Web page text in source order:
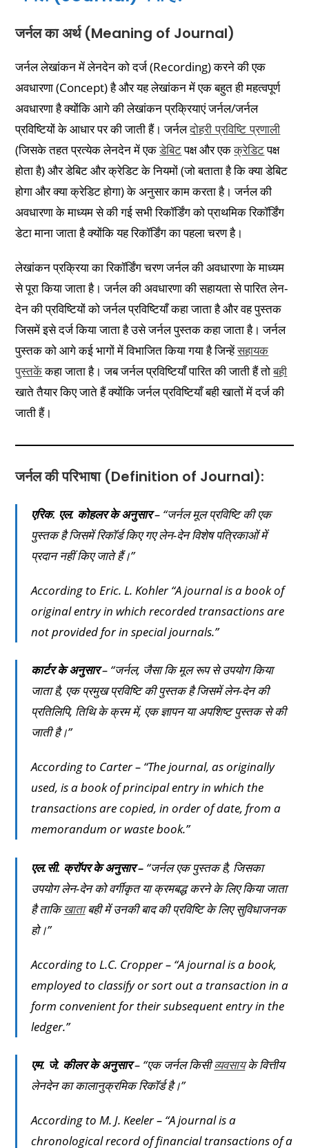
जर्नल का अर्थ (Meaning of Journal)
जर्नल लेखांकन में लेनदेन को दर्ज (Recording) करने की एक
अवधारणा (Concept) है और यह लेखांकन में एक बहुत ही महत्वपूर्ण
अवधारणा है क्योंकि आगे की लेखांकन प्रक्रियाएं जर्नल/जर्नल
प्रविष्टियों के आधार पर की जाती हैं। जर्नलदोहरी प्रविष्टि प्रणाली
(जिसके तहत प्रत्येक लेनदेन में एकडेबिटपक्ष और एकक्रेडिटपक्ष
होता है) और डेबिट और क्रेडिट के नियमों (जो बताता है कि क्या डेबिट
होगा और क्या क्रेडिट होगा) के अनुसार काम करता है। जर्नल की
अवधारणा के माध्यम से की गई सभी रिकॉर्डिंग को प्राथमिक रिकॉर्डिंग
डेटा माना जाता है क्योंकि यह रिकॉर्डिंग का पहला चरण है।
लेखांकन प्रक्रिया का रिकॉर्डिंग चरण जर्नल की अवधारणा के माध्यम
से पूरा किया जाता है। जर्नल की अवधारणा की सहायता से पारित लेन-
देन की प्रविष्टियों को जर्नल प्रविष्टियाँ कहा जाता है और वह पुस्तक
जिसमें इसे दर्ज किया जाता है उसे जर्नल पुस्तक कहा जाता है। जर्नल
पुस्तक को आगे कई भागों में विभाजित किया गया है जिन्हेंसहायक
पुस्तकेंकहा जाता है। जब जर्नल प्रविष्टियाँ पारित की जाती हैं तोबही
खाते तैयार किए जाते हैं क्योंकि जर्नल प्रविष्टियाँ बही खातों में दर्ज की
जाती हैं।
जर्नल की परिभाषा (Definition of Journal):
एरिक. एल. कोहलर के अनुसार– “जर्नल मूल प्रविष्टि की एक
पुस्तक है जिसमें रिकॉर्ड किए गए लेन-देन विशेष पत्रिकाओं में
प्रदान नहीं किए जाते हैं।”
According to Eric. L. Kohler “A journal is a book of
original entry in which recorded transactions are
not provided for in special journals.”
कार्टर के अनुसार– “जर्नल, जैसा कि मूल रूप से उपयोग किया
जाता है, एक प्रमुख प्रविष्टि की पुस्तक है जिसमें लेन-देन की
प्रतिलिपि, तिथि के क्रम में, एक ज्ञापन या अपशिष्ट पुस्तक से की
जाती है।”
According to Carter – “The journal, as originally
used, is a book of principal entry in which the
transactions are copied, in order of date, from a
memorandum or waste book.”
एल.सी. क्रॉपर के अनुसार – “जर्नल एक पुस्तक है, जिसका
उपयोग लेन-देन को वर्गीकृत या क्रमबद्ध करने के लिए किया जाता
है ताकिखाताबही में उनकी बाद की प्रविष्टि के लिए सुविधाजनक
हो।”
According to L.C. Cropper – “A journal is a book,
employed to classify or sort out a transaction in a
form convenient for their subsequent entry in the
ledger.”
एम. जे. कीलर के अनुसार– “एक जर्नल किसीव्यवसायके वित्तीय
लेनदेन का कालानुक्रमिक रिकॉर्ड है।”
According to M. J. Keeler – “A journal is a
chronological record of financial transactions of a